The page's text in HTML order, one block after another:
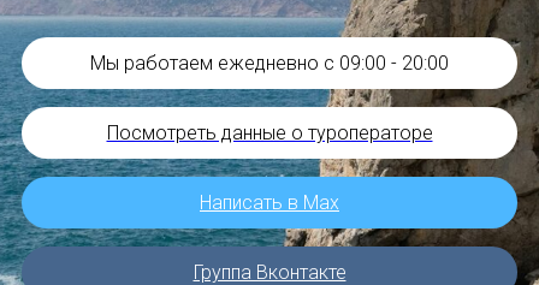
Мы работаем ежедневно с 09:00 - 20:00
Посмотреть данные о туроператоре
Написать в Мах
Группа Вконтакте